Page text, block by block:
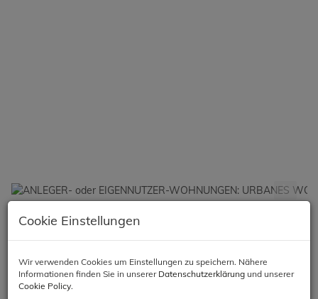
Beschreibung
Objektbeschreibung
Cookie Einstellungen
Wir verwenden Cookies um Einstellungen zu speichern. Nähere
Informationen finden Sie in unserer Datenschutzerklärung und unserer
Cookie Policy.